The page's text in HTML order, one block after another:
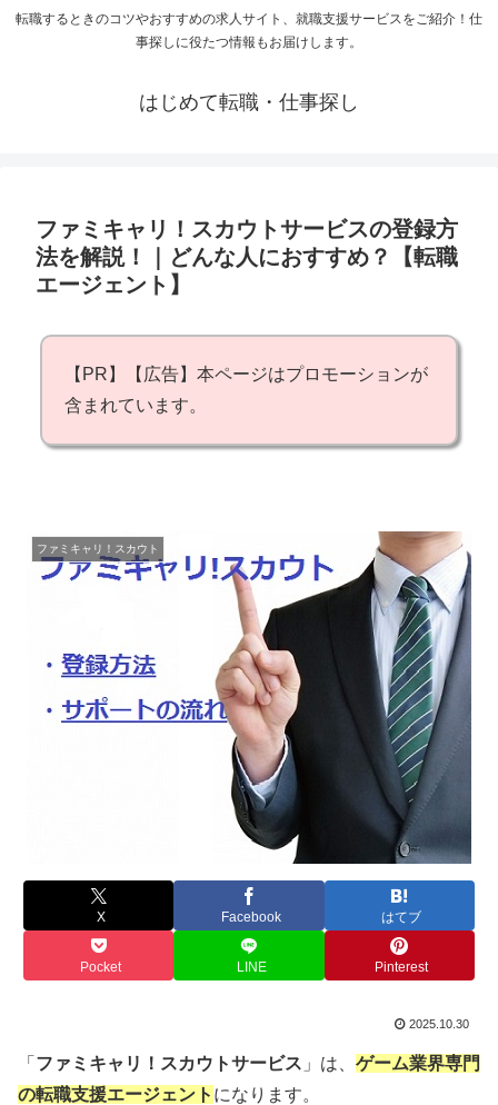
転職するときのコツやおすすめの求人サイト、就職支援サービスをご紹介！仕
事探しに役たつ情報もお届けします。
はじめて転職・仕事探し
ファミキャリ！スカウトサービスの登録方
法を解説！｜どんな人におすすめ？【転職
エージェント】
【PR】【広告】本ページはプロモーションが
含まれています。
ファミキャリ！スカウト
X Facebook はてブ
Pocket LINE Pinterest
2025.10.30
「 ファミキャリ！スカウトサービス 」は、 ゲーム業界専門
の転職支援エージェント になります。